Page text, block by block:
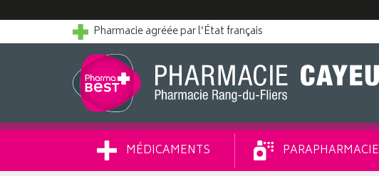
Pharmacie agréée par l’État français
MÉDICAMENTS PARAPHARMACIE